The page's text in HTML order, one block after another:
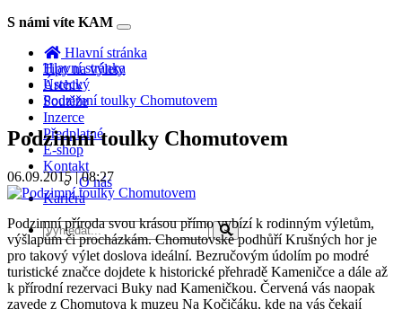
S námi víte KAM
Toggle
navigation
Hlavní stránka
Tipy na výlety
Archiv
Soutěže
Inzerce
Předplatné
E-shop
Kontakt
O nás
Kariéra
Hlavní stránka
Ústecký
Podzimní toulky Chomutovem
Podzimní toulky Chomutovem
06.09.2015 | 08:27
Podzimní příroda svou krásou přímo vybízí k rodinným výletům,
výšlapům či procházkám. Chomutovské podhůří Krušných hor je
pro takový výlet doslova ideální. Bezručovým údolím po modré
turistické značce dojdete k historické přehradě Kameničce a dále až
k přírodní rezervaci Buky nad Kameničkou. Červená vás naopak
zavede z Chomutova k muzeu Na Kočičáku, kde na vás čekají